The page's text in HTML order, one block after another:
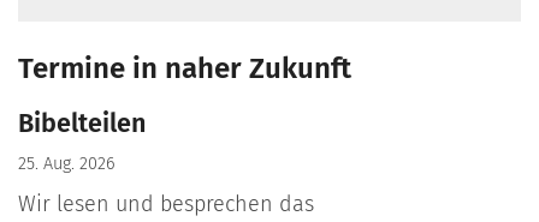
Termine in naher Zukunft
Bibelteilen
25. Aug. 2026
Wir lesen und besprechen das